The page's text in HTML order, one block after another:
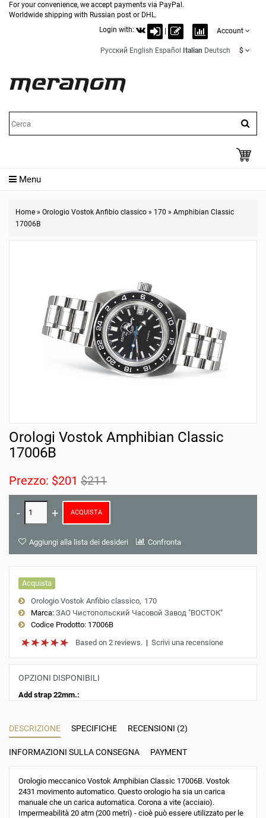
For your convenience, we accept payments via PayPal.
Worldwide shipping with Russian post or DHL.
Login with:
Account
Русский English Español Italian Deutsch $
Menu
Home » Orologio Vostok Anfibio classico » 170 » Amphibian Classic
17006B
Orologi Vostok Amphibian Classic
17006B
Prezzo: $201 $211
ACQUISTA
Aggiungi alla lista dei desideri Confronta
Acquista
Orologio Vostok Anfibio classico 170
Marca: ЗАО Чистопольский Часовой Завод "ВОСТОК"
Codice Prodotto: 17006B
Based on 2 reviews. | Scrivi una recensione
OPZIONI DISPONIBILI
Add strap 22mm.:
DESCRIZIONE SPECIFICHE RECENSIONI (2)
INFORMAZIONI SULLA CONSEGNA PAYMENT
Orologio meccanico Vostok Amphibian Classic 17006B. Vostok
2431 movimento automatico. Questo orologio ha sia un carica
manuale che un carica automatica. Corona a vite (acciaio).
Impermeabilità 20 atm (200 metri) - cioè può essere utilizzato per le